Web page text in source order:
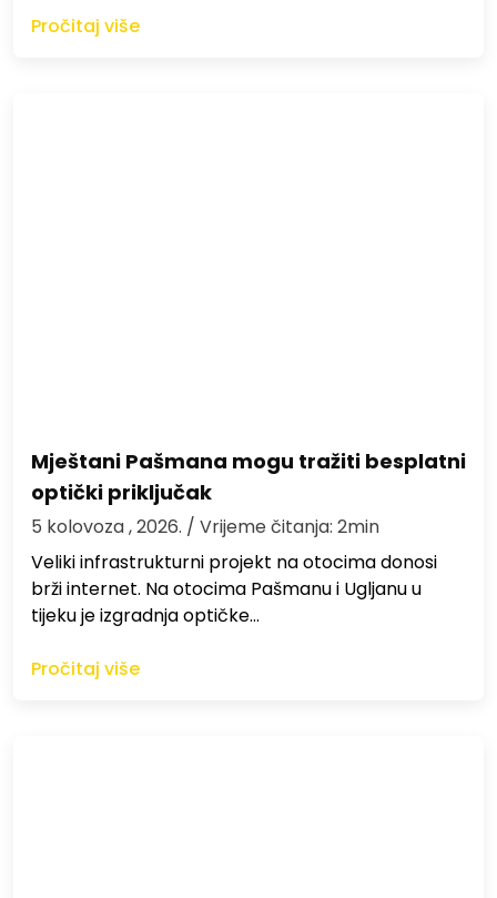
Pročitaj više
Mještani Pašmana mogu tražiti besplatni
optički priključak
5 kolovoza , 2026. / Vrijeme čitanja: 2min
Veliki infrastrukturni projekt na otocima donosi
brži internet. Na otocima Pašmanu i Ugljanu u
tijeku je izgradnja optičke…
Pročitaj više